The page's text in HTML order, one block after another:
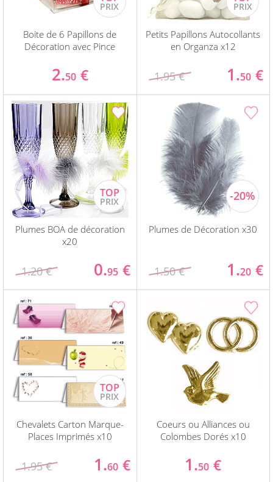
Boite de 6 Papillons de
Décoration avec Pince
2.50 €
Petits Papillons Autocollants
en Organza x12
1.95 € 1.50 €
Plumes BOA de décoration
x20
1.20 € 0.95 €
Plumes de Décoration x30
1.50 € 1.20 €
Chevalets Carton Marque-
Places Imprimés x10
1.95 € 1.60 €
Coeurs ou Alliances ou
Colombes Dorés x10
1.50 €